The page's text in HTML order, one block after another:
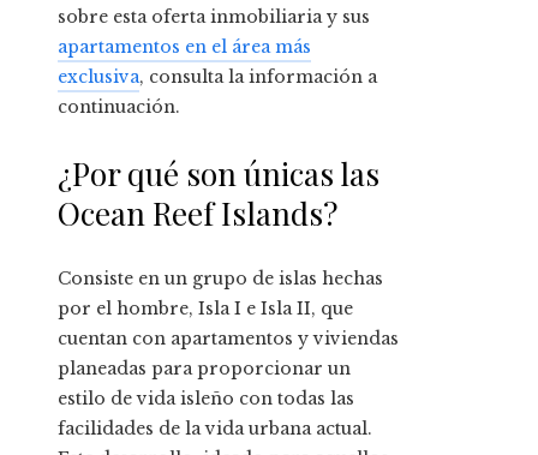
sobre esta oferta inmobiliaria y sus
apartamentos en el área más
exclusiva, consulta la información a
continuación.
¿Por qué son únicas las
Ocean Reef Islands?
Consiste en un grupo de islas hechas
por el hombre, Isla I e Isla II, que
cuentan con apartamentos y viviendas
planeadas para proporcionar un
estilo de vida isleño con todas las
facilidades de la vida urbana actual.